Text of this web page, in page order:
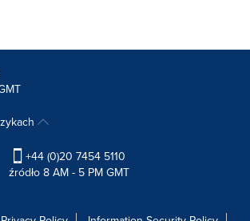
+44 (0)20 7454 5110
źródło 8 AM - 5 PM GMT